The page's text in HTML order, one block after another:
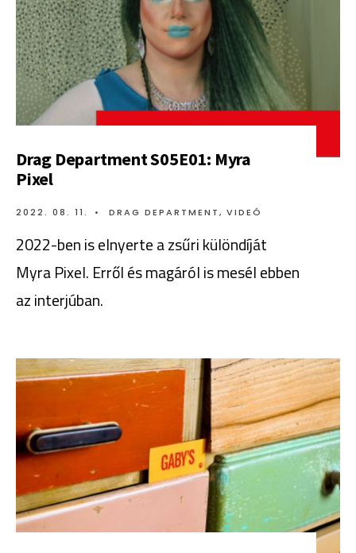
Drag Department S05E01: Myra
Pixel
2022. 08. 11. • DRAG DEPARTMENT, VIDEÓ
2022-ben is elnyerte a zsűri különdíját
Myra Pixel. Erről és magáról is mesél ebben
az interjúban.